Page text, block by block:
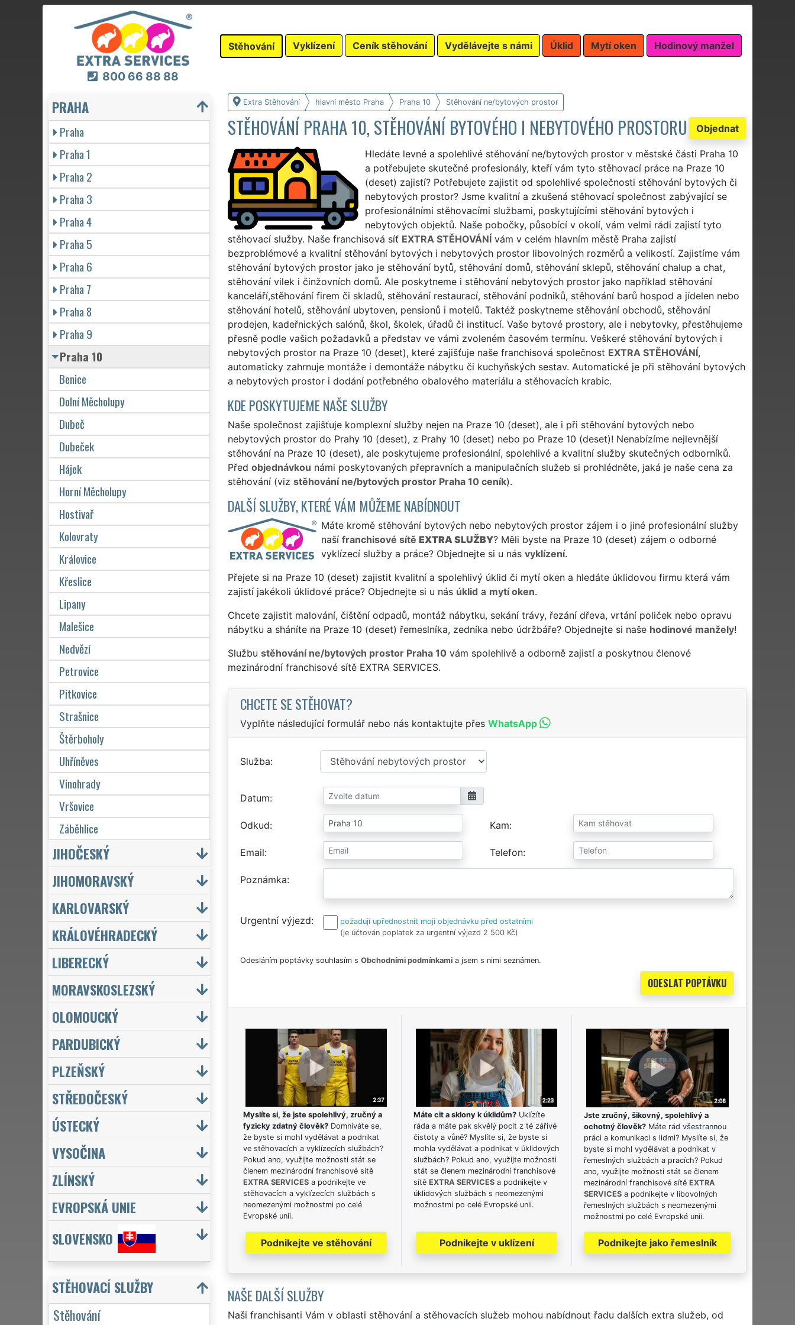
800 66 88 88
Stěhování Vyklízení Ceník stěhování Vydělávejte s námi Úklid Mytí oken Hodinový manžel
Extra Stěhování hlavní město Praha Praha 10 Stěhování ne/bytových prostor
Objednat
STĚHOVÁNÍ PRAHA 10, STĚHOVÁNÍ BYTOVÉHO I NEBYTOVÉHO PROSTORU
Hledáte levné a spolehlivé stěhování ne/bytových prostor v městské části Praha 10
a potřebujete skutečné profesionály, kteří vám tyto stěhovací práce na Praze 10
(deset) zajistí? Potřebujete zajistit od spolehlivé společnosti stěhování bytových či
nebytových prostor? Jsme kvalitní a zkušená stěhovací společnost zabývající se
profesionálními stěhovacími službami, poskytujícími stěhování bytových i
nebytových objektů. Naše pobočky, působící v okolí, vám velmi rádi zajistí tyto
stěhovací služby. Naše franchisová síť EXTRA STĚHOVÁNÍvám v celém hlavním městě Praha zajistí
bezproblémové a kvalitní stěhování bytových i nebytových prostor libovolných rozměrů a velikostí. Zajistíme vám
stěhování bytových prostor jako je stěhování bytů, stěhování domů, stěhování sklepů, stěhování chalup a chat,
stěhování vilek i činžovních domů. Ale poskytneme i stěhování nebytových prostor jako například stěhování
kanceláří,stěhování firem či skladů, stěhování restaurací, stěhování podniků, stěhování barů hospod a jídelen nebo
stěhování hotelů, stěhování ubytoven, pensionů i motelů. Taktéž poskytneme stěhování obchodů, stěhování
prodejen, kadeřnických salónů, škol, školek, úřadů či institucí. Vaše bytové prostory, ale i nebytovky, přestěhujeme
přesně podle vašich požadavků a představ ve vámi zvoleném časovém termínu. Veškeré stěhování bytových i
nebytových prostor na Praze 10 (deset), které zajišťuje naše franchisová společnost EXTRA STĚHOVÁNÍ,
automaticky zahrnuje montáže i demontáže nábytku či kuchyňských sestav. Automatické je při stěhování bytových
a nebytových prostor i dodání potřebného obalového materiálu a stěhovacích krabic.
KDE POSKYTUJEME NAŠE SLUŽBY
Naše společnost zajišťuje komplexní služby nejen na Praze 10 (deset), ale i při stěhování bytových nebo
nebytových prostor do Prahy 10 (deset), z Prahy 10 (deset) nebo po Praze 10 (deset)! Nenabízíme nejlevnější
stěhování na Praze 10 (deset), ale poskytujeme profesionální, spolehlivé a kvalitní služby skutečných odborníků.
Před objednávkou námi poskytovaných přepravních a manipulačních služeb si prohlédněte, jaká je naše cena za
stěhování (viz stěhování ne/bytových prostor Praha 10 ceník).
DALŠÍ SLUŽBY, KTERÉ VÁM MŮŽEME NABÍDNOUT
Máte kromě stěhování bytových nebo nebytových prostor zájem i o jiné profesionální služby
naší franchisové sítě EXTRA SLUŽBY? Měli byste na Praze 10 (deset) zájem o odborné
vyklízecí služby a práce? Objednejte si u nás vyklízení.
Přejete si na Praze 10 (deset) zajistit kvalitní a spolehlivý úklid či mytí oken a hledáte úklidovou firmu která vám
zajistí jakékoli úklidové práce? Objednejte si u nás úklid a mytí oken.
Chcete zajistit malování, čištění odpadů, montáž nábytku, sekání trávy, řezání dřeva, vrtání poliček nebo opravu
nábytku a sháníte na Praze 10 (deset) řemeslníka, zedníka nebo údržbáře? Objednejte si naše hodinové manžely!
Službu stěhování ne/bytových prostor Praha 10vám spolehlivě a odborně zajistí a poskytnou členové
mezinárodní franchisové sítě EXTRA SERVICES.
CHCETE SE STĚHOVAT?
Vyplňte následující formulář nebo nás kontaktujte přes WhatsApp
Služba
Datum
Odkud Kam
Email Telefon
Poznámka
Urgentní výjezd
požaduji upřednostnit moji objednávku před ostatními
(je účtován poplatek za urgentní výjezd 2 500 Kč)
Odesláním poptávky souhlasím s Obchodními podmínkamia jsem s nimi seznámen.
Myslíte si, že jste spolehlivý, zručný a
fyzicky zdatný člověk?Domníváte se,
že byste si mohl vydělávat a podnikat
ve stěhovacích a vyklízecích službách?
Pokud ano, využijte možnosti stát se
členem mezinárodní franchisové sítě
EXTRA SERVICESa podnikejte ve
stěhovacích a vyklízecích službách s
neomezenými možnostmi po celé
Evropské unii.
Podnikejte ve stěhování
Máte cit a sklony k úklidům?Uklízíte
ráda a máte pak skvělý pocit z té zářivé
čistoty a vůně? Myslíte si, že byste si
mohla vydělávat a podnikat v úklidových
službách? Pokud ano, využijte možnosti
stát se členem mezinárodní franchisové
sítě EXTRA SERVICESa podnikejte v
úklidových službách s neomezenými
možnostmi po celé Evropské unii.
Podnikejte v uklízení
Jste zručný, šikovný, spolehlivý a
ochotný člověk? Máte rád všestrannou
práci a komunikaci s lidmi? Myslíte si, že
byste si mohl vydělávat a podnikat v
řemeslných službách a pracích? Pokud
ano, využijte možnosti stát se členem
mezinárodní franchisové sítě EXTRA
SERVICES a podnikejte v libovolných
řemeslných službách s neomezenými
možnostmi po celé Evropské unii.
Podnikejte jako řemeslník
NAŠE DALŠÍ SLUŽBY
Naši franchisanti Vám v oblasti stěhování a stěhovacích služeb mohou nabídnout řadu dalších extra služeb, od
PRAHA
Praha
Praha 1
Praha 2
Praha 3
Praha 4
Praha 5
Praha 6
Praha 7
Praha 8
Praha 9
Praha 10
Benice
Dolní Měcholupy
Dubeč
Dubeček
Hájek
Horní Měcholupy
Hostivař
Kolovraty
Královice
Křeslice
Lipany
Malešice
Nedvězí
Petrovice
Pitkovice
Strašnice
Štěrboholy
Uhříněves
Vinohrady
Vršovice
Záběhlice
JIHOČESKÝ
JIHOMORAVSKÝ
KARLOVARSKÝ
KRÁLOVÉHRADECKÝ
LIBERECKÝ
MORAVSKOSLEZSKÝ
OLOMOUCKÝ
PARDUBICKÝ
PLZEŇSKÝ
STŘEDOČESKÝ
ÚSTECKÝ
VYSOČINA
ZLÍNSKÝ
EVROPSKÁ UNIE
SLOVENSKO
STĚHOVACÍ SLUŽBY
Stěhování